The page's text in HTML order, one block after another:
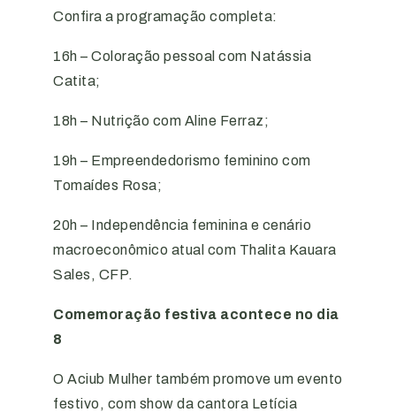
Confira a programação completa:
16h – Coloração pessoal com Natássia
Catita;
18h – Nutrição com Aline Ferraz;
19h – Empreendedorismo feminino com
Tomaídes Rosa;
20h – Independência feminina e cenário
macroeconômico atual com Thalita Kauara
Sales, CFP.
Comemoração festiva acontece no dia
8
O Aciub Mulher também promove um evento
festivo, com show da cantora Letícia